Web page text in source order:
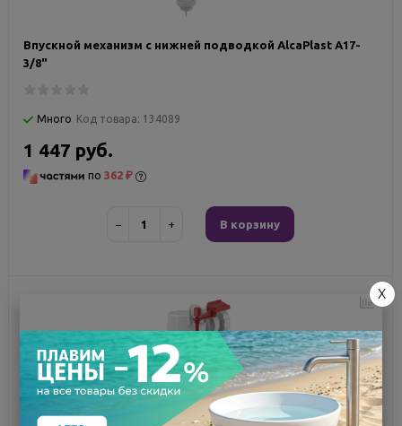
Впускной механизм с нижней подводкой AlcaPlast A17-
3/8"
Много Код товара: 134089
1 447 руб.
по 362 ₽
− + В корзину
X